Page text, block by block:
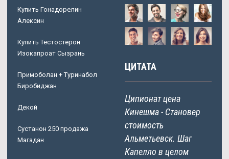
Купить Гонадорелин
Алексин
Купить Тестостерон
Изокапроат Сызрань
Примоболан + Туринабол
Биробиджан
Декой
Сустанон 250 продажа
Магадан
ЦИТАТА
Ципионат цена
Кинешма - Становер
стоимость
Альметьевск. Шаг
Капелло в целом